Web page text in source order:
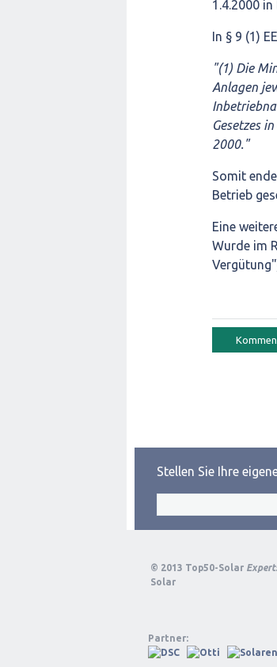
1.4.2000
In § 9 (1)
"(1) Die
Anlagen
Gesetzes
2000."
Somit
Betrieb
Eine
Wurde im
Stellen Sie Ihre
© 2013 Top50-Solar
Solar
Partner: